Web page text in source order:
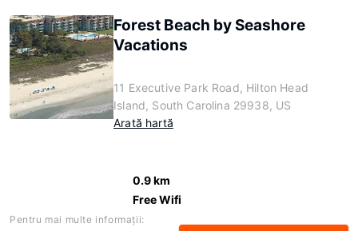
Forest Beach by Seashore
Vacations
11 Executive Park Road, Hilton Head
Island, South Carolina 29938, US
Arată hartă
0.9 km
Free Wifi
Pentru mai multe informaţii: